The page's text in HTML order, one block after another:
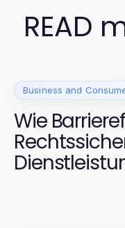
READ
Business and
Wie